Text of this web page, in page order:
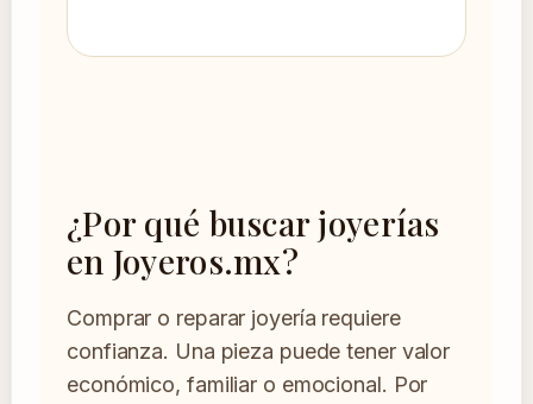
¿Por qué buscar joyerías
en Joyeros.mx?
Comprar o reparar joyería requiere
confianza. Una pieza puede tener valor
económico, familiar o emocional. Por